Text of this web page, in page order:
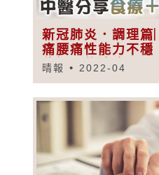
新冠肺炎．調理篇
痛腰痛性能力不穩
位調理後遺症
晴報 2022-04